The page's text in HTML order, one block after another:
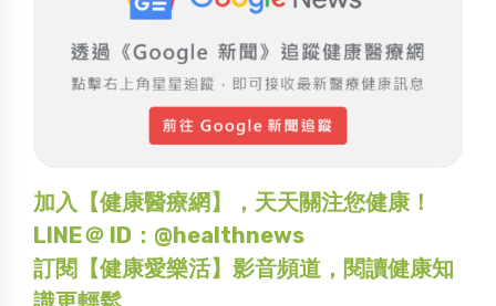
加入【健康醫療網】，天天關注您健康！
LINE＠ ID：@healthnews
訂閱【健康愛樂活】影音頻道，閱讀健康知